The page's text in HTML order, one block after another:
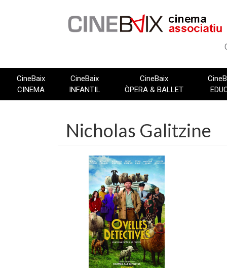
CineBaix
CINEMA
CineBaix
INFANTIL
CineBaix
ÒPERA & BALLET
Nicholas Galitzine